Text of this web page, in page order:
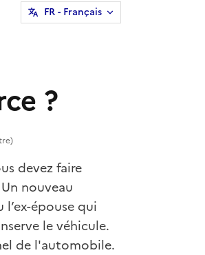
FR- Français
?
devez faire
nouveau
épouse qui
le véhicule.
de l'automobile.